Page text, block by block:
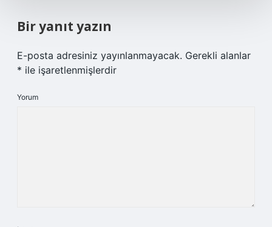
Bir yanıt yazın
E-posta adresiniz yayınlanmayacak. Gerekli alanlar
* ile işaretlenmişlerdir
Yorum